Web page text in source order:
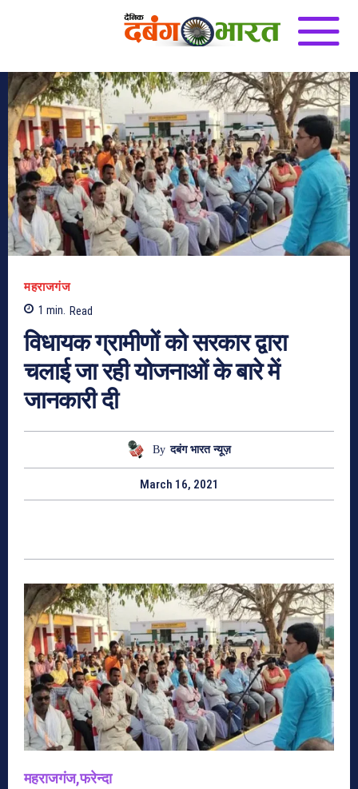
महराजगंज
1 min. Read
विधायक ग्रामीणों को सरकार द्वारा
चलाई जा रही योजनाओं के बारे में
जानकारी दी
By दबंग भारत न्यूज़
March 16, 2021
महराजगंज,फरेन्दा